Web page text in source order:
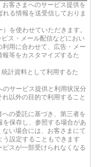
客さまへのサービス提供を
る情報を送受信しておりま
を使わせていただきます。
ス・メール配信などにおい
用に合わせて、広告・メー
等をカスタマイズするた
計資料として利用するた
サービス提供と利用状況分
以外の目的で利用すること
の委託に基づき、第三者を
保存し、参照する場合があ
い場合には、お客さまにて
設定することもできます
スが一部受けられなくなる